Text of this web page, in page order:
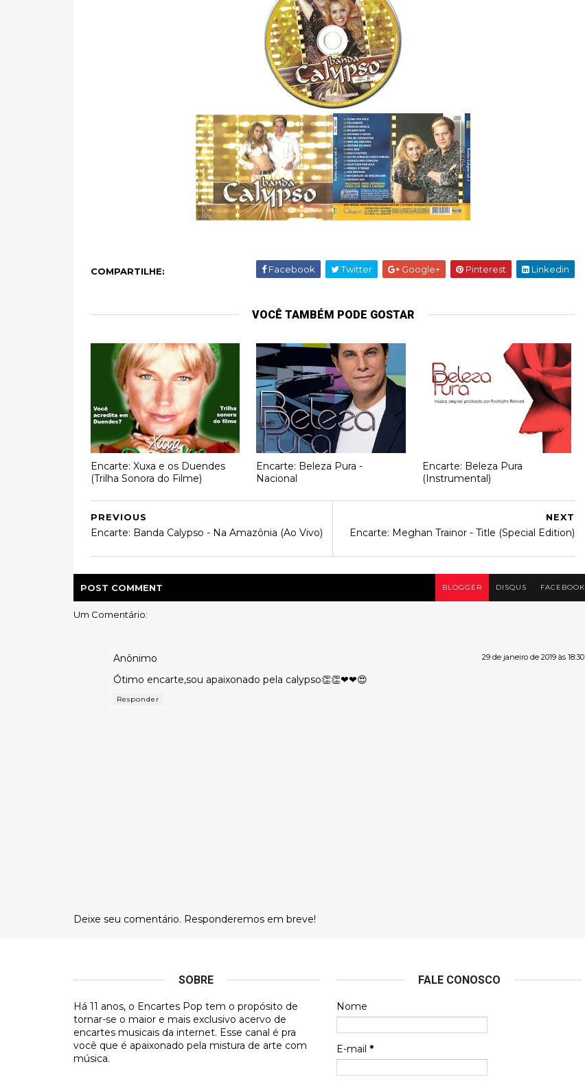
COMPARTILHE: Facebook Twitter Google+ Pinterest Linkedin
VOCÊ TAMBÉM PODE GOSTAR
Encarte: Xuxa e os Duendes
(Trilha Sonora do Filme)
Encarte: Beleza Pura -
Nacional
Encarte: Beleza Pura
(Instrumental)
NEXT
Encarte: Meghan Trainor - Title (Special Edition)
PREVIOUS
Encarte: Banda Calypso - Na Amazônia (Ao Vivo)
POST COMMENT BLOGGER DISQUS FACEBOOK
Um Comentário:
Anônimo 29 de janeiro de 2019 às 18:30
Ótimo encarte,sou apaixonado pela calypso👏👏❤❤😍
Responder
Deixe seu comentário. Responderemos em breve!
SOBRE
Há 11 anos, o Encartes Pop tem o propósito de
tornar-se o maior e mais exclusivo acervo de
encartes musicais da internet. Esse canal é pra
você que é apaixonado pela mistura de arte com
música.
FALE CONOSCO
Nome
E-mail *